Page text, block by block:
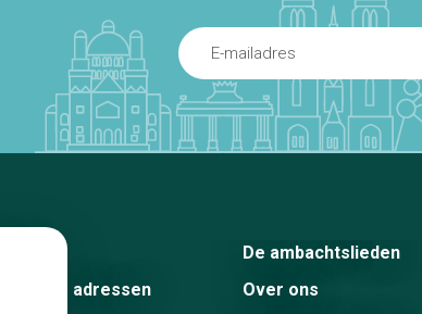
De beste adressen
De ambachtslieden
Over ons